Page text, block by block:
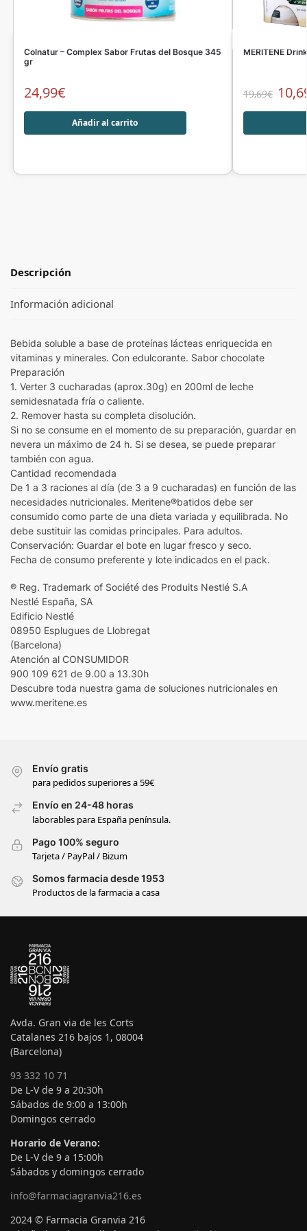
Colnatur – Complex Sabor Frutas del Bosque 345
gr
24,99€
Añadir al carrito
MERITENE
19,69€
Descripción
Información adicional
Bebida soluble a base de proteínas lácteas enriquecida en
vitaminas y minerales. Con edulcorante. Sabor chocolate
Preparación
1. Verter 3 cucharadas (aprox.30g) en 200ml de leche
semidesnatada fría o caliente.
2. Remover hasta su completa disolución.
Si no se consume en el momento de su preparación, guardar en
nevera un máximo de 24 h. Si se desea, se puede preparar
también con agua.
Cantidad recomendada
De 1 a 3 raciones al día (de 3 a 9 cucharadas) en función de las
necesidades nutricionales. Meritene®batidos debe ser
consumido como parte de una dieta variada y equilibrada. No
debe sustituir las comidas principales. Para adultos.
Conservación: Guardar el bote en lugar fresco y seco.
Fecha de consumo preferente y lote indicados en el pack.
® Reg. Trademark of Société des Produits Nestlé S.A
Nestlé España, SA
Edificio Nestlé
08950 Esplugues de Llobregat
(Barcelona)
Atención al CONSUMIDOR
900 109 621 de 9.00 a 13.30h
Descubre toda nuestra gama de soluciones nutricionales en
www.meritene.es
Envío gratis
para pedidos superiores a 59€
Envío en 24-48 horas
laborables para España península.
Pago 100% seguro
Tarjeta / PayPal / Bizum
Somos farmacia desde 1953
Productos de la farmacia a casa
Avda. Gran via de les Corts
Catalanes 216 bajos 1, 08004
(Barcelona)
93 332 10 71
De L-V de 9 a 20:30h
Sábados de 9:00 a 13:00h
Domingos cerrado
Horario de Verano:
De L-V de 9 a 15:00h
Sábados y domingos cerrado
info@farmaciagranvia216.es
2024 © Farmacia Granvia 216